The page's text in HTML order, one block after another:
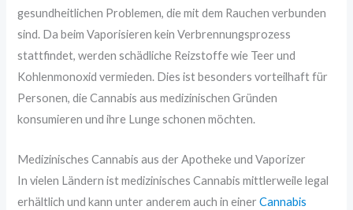
gesundheitlichen Problemen, die mit dem Rauchen verbunden
sind. Da beim Vaporisieren kein Verbrennungsprozess
stattfindet, werden schädliche Reizstoffe wie Teer und
Kohlenmonoxid vermieden. Dies ist besonders vorteilhaft für
Personen, die Cannabis aus medizinischen Gründen
konsumieren und ihre Lunge schonen möchten.
Medizinisches Cannabis aus der Apotheke und Vaporizer
In vielen Ländern ist medizinisches Cannabis mittlerweile legal
erhältlich und kann unter anderem auch in einerCannabis